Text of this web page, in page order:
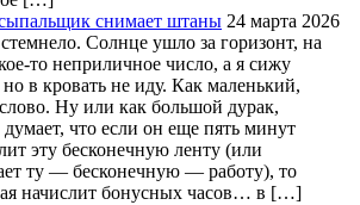
снимает штаны 24 марта 2026
Солнце ушло за горизонт, на
то неприличное число, а я сижу
в кровать не иду. Как маленький,
Ну или как большой дурак,
что если он еще пять минут
эту бесконечную ленту (или
ту — бесконечную — работу), то
начислит бонусных часов… в […]